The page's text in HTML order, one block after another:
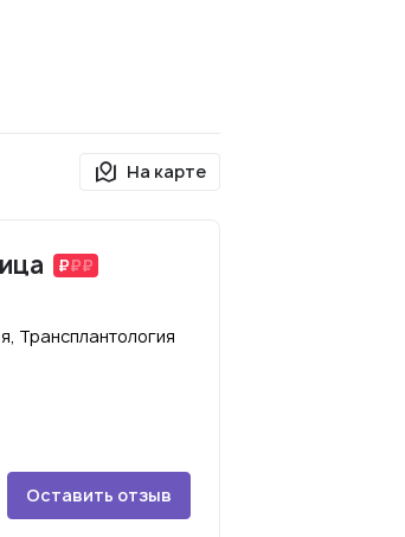
На карте
Трансплантология
Оставить отзыв